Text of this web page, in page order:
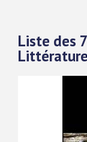
Liste des
Littérature